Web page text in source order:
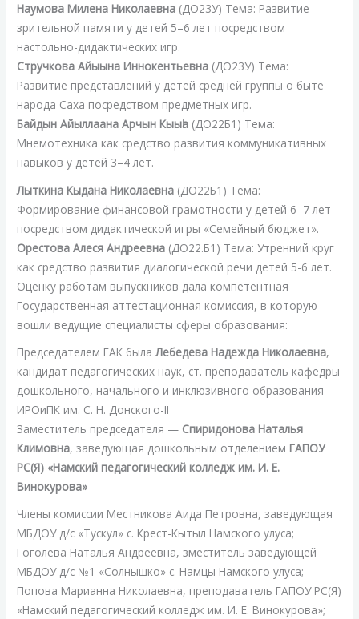
Наумова Милена Николаевна (ДО23У) Тема: Развитие
зрительной памяти у детей 5–6 лет посредством
настольно-дидактических игр.
Стручкова Айыына Иннокентьевна (ДО23У) Тема:
Развитие представлений у детей средней группы о быте
народа Саха посредством предметных игр.
Байдын Айыллаана Арчын Кыыһа (ДО22Б1) Тема:
Мнемотехника как средство развития коммуникативных
навыков у детей 3–4 лет.
Лыткина Кыдана Николаевна (ДО22Б1) Тема:
Формирование финансовой грамотности у детей 6–7 лет
посредством дидактической игры «Семейный бюджет».
Орестова Алеся Андреевна (ДО22.Б1) Тема: Утренний круг
как средство развития диалогической речи детей 5-6 лет.
Оценку работам выпускников дала компетентная
Государственная аттестационная комиссия, в которую
вошли ведущие специалисты сферы образования:
Председателем ГАК былаЛебедева Надежда Николаевна,
кандидат педагогических наук, ст. преподаватель кафедры
дошкольного, начального и инклюзивного образования
ИРОиПК им. С. Н. Донского-II
Заместитель председателя — Спиридонова Наталья
Климовна, заведующая дошкольным отделением ГАПОУ
РС(Я) «Намский педагогический колледж им. И. Е.
Винокурова»
Члены комиссии Местникова Аида Петровна, заведующая
МБДОУ д/с «Тускул» с. Крест-Кытыл Намского улуса;
Гоголева Наталья Андреевна, зместитель заведующей
МБДОУ д/с №1 «Солнышко» с. Намцы Намского улуса;
Попова Марианна Николаевна, преподаватель ГАПОУ РС(Я)
«Намский педагогический колледж им. И. Е. Винокурова»;